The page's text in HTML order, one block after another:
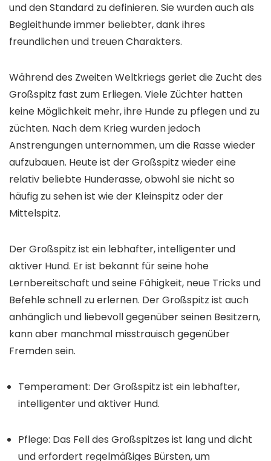
und den Standard zu definieren. Sie wurden auch als
Begleithunde immer beliebter, dank ihres
freundlichen und treuen Charakters.
Während des Zweiten Weltkriegs geriet die Zucht des
Großspitz fast zum Erliegen. Viele Züchter hatten
keine Möglichkeit mehr, ihre Hunde zu pflegen und zu
züchten. Nach dem Krieg wurden jedoch
Anstrengungen unternommen, um die Rasse wieder
aufzubauen. Heute ist der Großspitz wieder eine
relativ beliebte Hunderasse, obwohl sie nicht so
häufig zu sehen ist wie der Kleinspitz oder der
Mittelspitz.
Der Großspitz ist ein lebhafter, intelligenter und
aktiver Hund. Er ist bekannt für seine hohe
Lernbereitschaft und seine Fähigkeit, neue Tricks und
Befehle schnell zu erlernen. Der Großspitz ist auch
anhänglich und liebevoll gegenüber seinen Besitzern,
kann aber manchmal misstrauisch gegenüber
Fremden sein.
Temperament: Der Großspitz ist ein lebhafter,
intelligenter und aktiver Hund.
Pflege: Das Fell des Großspitzes ist lang und dicht
und erfordert regelmäßiges Bürsten, um